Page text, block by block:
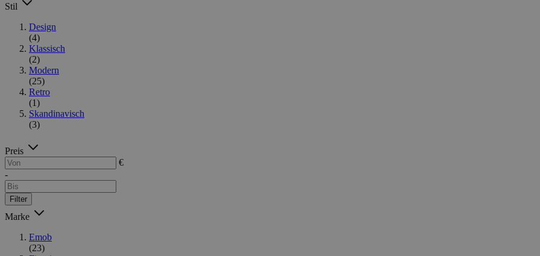
Stil
Design
(4)
Klassisch
(2)
Modern
(25)
Retro
(1)
Skandinavisch
(3)
Preis
€
-
Filter
Marke
Emob
(23)